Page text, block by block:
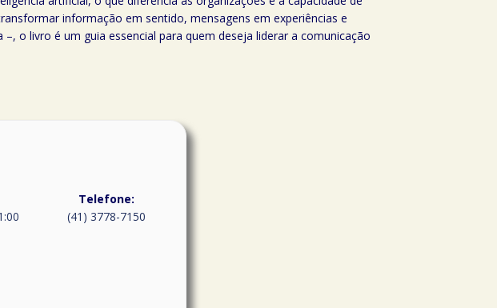
informação em sentido, mensagens em experiências e
o livro é um guia essencial para quem deseja liderar a comunicação
Telefone:
(41) 3778-7150